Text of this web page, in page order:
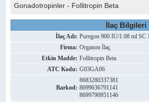
Gonadotropinler - Follitropin Beta
İlaç Bilgileri
İlaç Adı: Puregon 900 IU/1.08 ml SC
Firma: Organon İlaç
Etkin Madde: Follitropin Beta
ATC Kodu: G03GA06
Barkod:
8683280337381
8699636791141
8699790951146